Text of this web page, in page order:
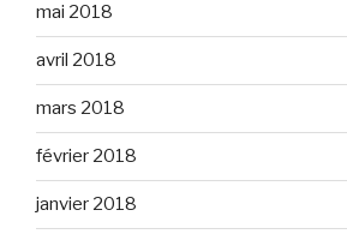
mai 2018
avril 2018
mars 2018
février 2018
janvier 2018